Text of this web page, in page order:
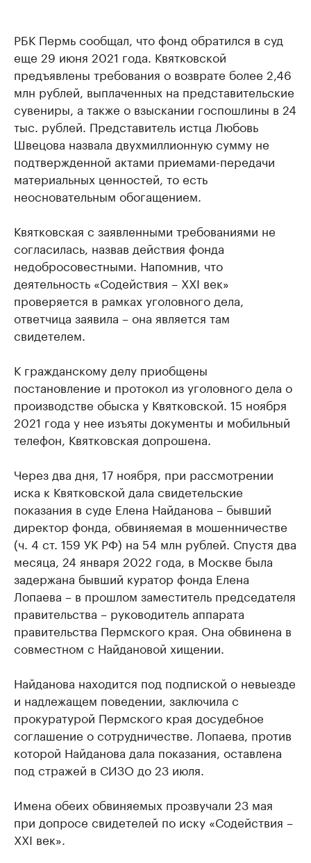
РБК Пермь сообщал, что фонд обратился в суд
еще 29 июня 2021 года. Квятковской
предъявлены требования о возврате более 2,46
млн рублей, выплаченных на представительские
сувениры, а также о взыскании госпошлины в 24
тыс. рублей. Представитель истца Любовь
Швецова назвала двухмиллионную сумму не
подтвержденной актами приемами-передачи
материальных ценностей, то есть
неосновательным обогащением.
Квятковская с заявленными требованиями не
согласилась, назвав действия фонда
недобросовестными. Напомнив, что
деятельность «Содействия – ХХI век»
проверяется в рамках уголовного дела,
ответчица заявила – она является там
свидетелем.
К гражданскому делу приобщены
постановление и протокол из уголовного дела о
производстве обыска у Квятковской. 15 ноября
2021 года у нее изъяты документы и мобильный
телефон, Квятковская допрошена.
Через два дня, 17 ноября, при рассмотрении
иска к Квятковской дала свидетельские
показания в суде Елена Найданова – бывший
директор фонда, обвиняемая в мошенничестве
(ч. 4 ст. 159 УК РФ) на 54 млн рублей. Спустя два
месяца, 24 января 2022 года, в Москве была
задержана бывший куратор фонда Елена
Лопаева – в прошлом заместитель председателя
правительства – руководитель аппарата
правительства Пермского края. Она обвинена в
совместном с Найдановой хищении.
Найданова находится под подпиской о невыезде
и надлежащем поведении, заключила с
прокуратурой Пермского края досудебное
соглашение о сотрудничестве. Лопаева, против
которой Найданова дала показания, оставлена
под стражей в СИЗО до 23 июля.
Имена обеих обвиняемых прозвучали 23 мая
при допросе свидетелей по иску «Содействия –
XXI век».